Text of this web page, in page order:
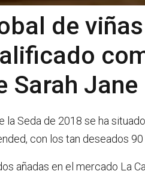
de
Sarah
la Seda de 2018 se ha
con los tan deseados
añadas en el mercado La